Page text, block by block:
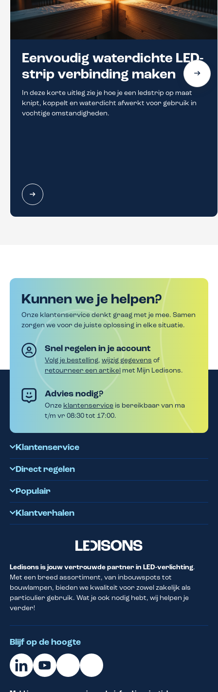
Eenvoudig waterdichte LED-
strip verbinding maken
In deze korte uitleg zie je hoe je een ledstrip op maat
knipt, koppelt en waterdicht afwerkt voor gebruik in
vochtige omstandigheden.
Kunnen we je helpen?
Onze klantenservice denkt graag met je mee. Samen
zorgen we voor de juiste oplossing in elke situatie.
Snel regelen in je account
Volg je bestelling, wijzig gegevens of
retourneer een artikel met Mijn Ledisons.
Advies nodig?
Onze klantenservice is bereikbaar van ma
t/m vr 08:30 tot 17:00.
Ledisons is jouw vertrouwde partner in LED-verlichting.
Met een breed assortiment, van inbouwspots tot
bouwlampen, bieden we kwaliteit voor zowel zakelijk als
particulier gebruik. Wat je ook nodig hebt, wij helpen je
verder!
Blijf op de hoogte
Klantenservice
Direct regelen
Populair
Klantverhalen